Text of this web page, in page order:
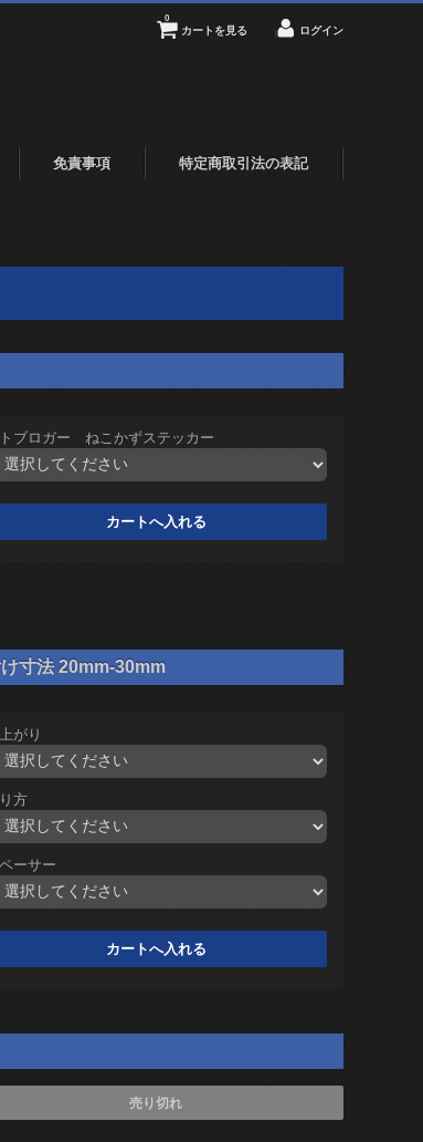
カートを見る
0
ログイン
免責事項 特定商取引法の表記
ブロガー ねこかずステッカー
寸法 20mm-30mm
がり
方
ーサー
売り切れ